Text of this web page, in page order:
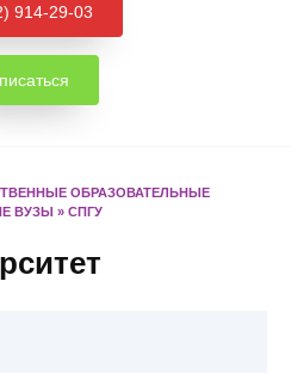
914-29-03
ОБРАЗОВАТЕЛЬНЫЕ
ВУЗЫ » СПГУ